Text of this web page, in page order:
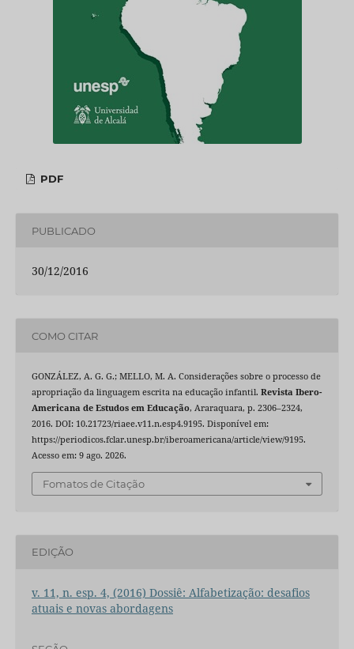
PDF
PUBLICADO
30/12/2016
COMO CITAR
GONZÁLEZ, A. G. G.; MELLO, M. A. Considerações sobre o processo de
apropriação da linguagem escrita na educação infantil. Revista Ibero-
Americana de Estudos em Educação, Araraquara, p. 2306–2324,
2016. DOI: 10.21723/riaee.v11.n.esp4.9195. Disponível em:
https://periodicos.fclar.unesp.br/iberoamericana/article/view/9195.
Acesso em: 9 ago. 2026.
Fomatos de Citação
EDIÇÃO
v. 11, n. esp. 4, (2016) Dossiê: Alfabetização: desafios
atuais e novas abordagens